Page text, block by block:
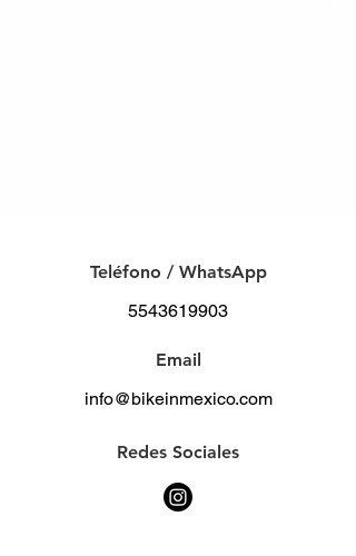
Teléfono / WhatsApp
5543619903
Email
info@bikeinmexico.com
Redes Sociales